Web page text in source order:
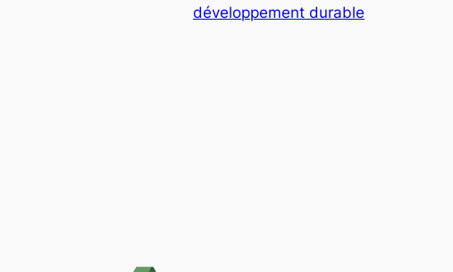
développement durable